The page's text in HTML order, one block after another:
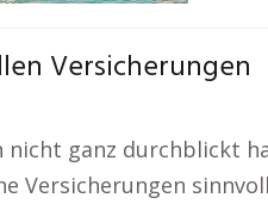
Versicherungen
nicht ganz durchblickt
Versicherungen